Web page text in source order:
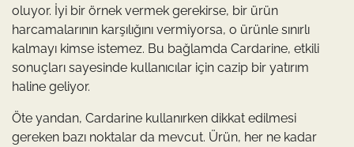
oluyor. İyi bir örnek vermek gerekirse, bir ürün
harcamalarının karşılığını vermiyorsa, o ürünle sınırlı
kalmayı kimse istemez. Bu bağlamda Cardarine, etkili
sonuçları sayesinde kullanıcılar için cazip bir yatırım
haline geliyor.
Öte yandan, Cardarine kullanırken dikkat edilmesi
gereken bazı noktalar da mevcut. Ürün, her ne kadar